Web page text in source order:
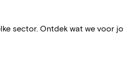
sector. Ontdek wat we voor